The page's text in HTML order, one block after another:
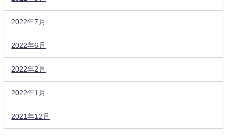
2022年7月
2022年6月
2022年2月
2022年1月
2021年12月